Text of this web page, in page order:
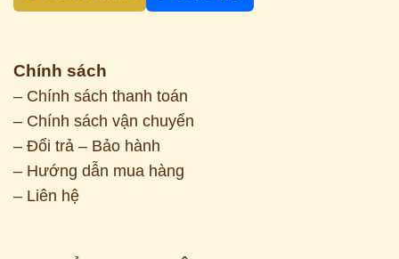
Chính sách
– Chính sách thanh toán
– Chính sách vận chuyển
– Đổi trả – Bảo hành
– Hướng dẫn mua hàng
– Liên hệ